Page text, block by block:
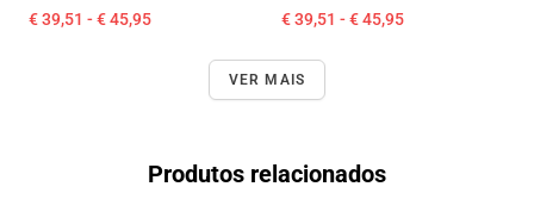
€ 39,51 - € 45,95 € 39,51 - € 45,95
VER MAIS
Produtos relacionados